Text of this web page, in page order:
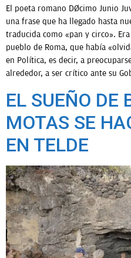
El poeta romano Décimo Junio
una frase que ha llegado hasta
traducida como «pan y circo».
pueblo de Roma, que había
en Política, es decir, a
alrededor, a ser crítico ante su
EL SUEÑO DE
MOTAS SE
EN TELDE